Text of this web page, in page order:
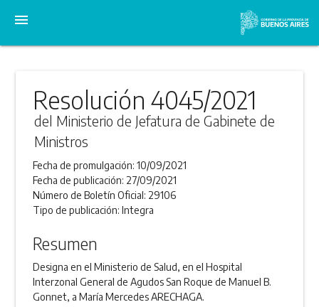
menu
Resolución 4045/2021
del Ministerio de Jefatura de Gabinete de
Ministros
Fecha de promulgación:10/09/2021
Fecha de publicación: 27/09/2021
Número de Boletín Oficial: 29106
Tipo de publicación:Integra
Resumen
Designa en el Ministerio de Salud, en el Hospital
Interzonal General de Agudos San Roque de Manuel B.
Gonnet, a María Mercedes ARECHAGA.